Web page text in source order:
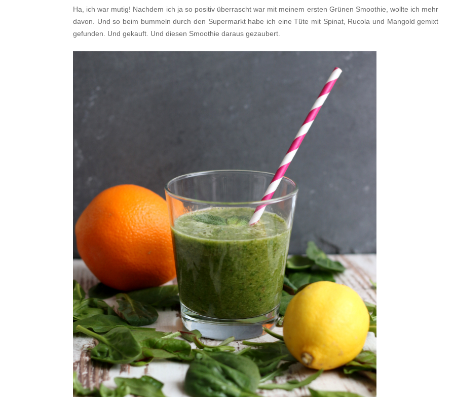
Ha, ich war mutig! Nachdem ich ja so positiv überrascht war mit meinem ersten Grünen Smoothie, wollte ich mehr
davon. Und so beim bummeln durch den Supermarkt habe ich eine Tüte mit Spinat, Rucola und Mangold gemixt
gefunden. Und gekauft. Und diesen Smoothie daraus gezaubert.